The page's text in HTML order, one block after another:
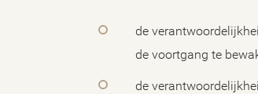
de
de voortgang te
de